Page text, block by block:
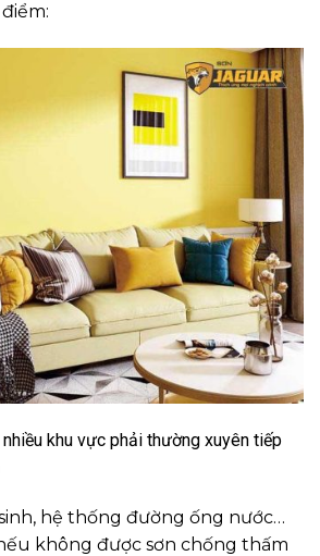
khu vực phải thường xuyên tiếp
hệ thống đường ống nước…
không được sơn chống thấm